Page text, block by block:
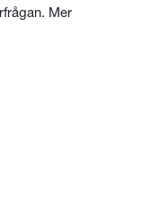
Mer